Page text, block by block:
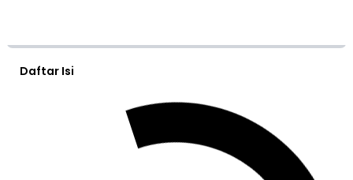
Daftar Isi